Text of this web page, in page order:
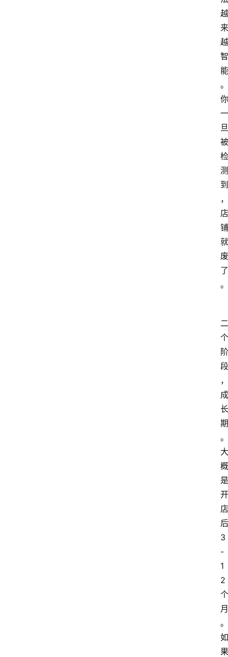
越
来
越
智
能
。
你
一
旦
被
检
测
到
，
店
铺
就
废
了
。
二
个
阶
段
，
成
长
期
。
大
概
是
开
店
后
3
-
1
2
个
月
。
如
果